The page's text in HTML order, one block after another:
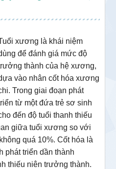
xương là khái niệm
để đánh giá mức độ
thành của hệ xương,
vào nhân cốt hóa xương
Trong giai đoạn phát
từ một đứa trẻ sơ sinh
đến độ tuổi thanh thiếu
giữa tuổi xương so với
quá 10%. Cốt hóa là
phát triển dần thành
thiếu niên trưởng thành.